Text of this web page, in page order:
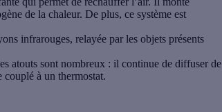
de la chaleur. De plus, ce système est
infrarouges, relayée par les objets présents
atouts sont nombreux : il continue de diffuser de
couplé à un thermostat.